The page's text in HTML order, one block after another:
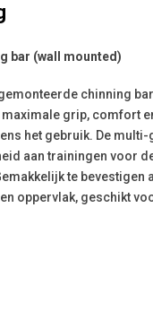
bar (wall mounted)
chinning
grip, comfort
het gebruik. De
aan trainingen voor
te bevestigen
oppervlak, geschikt